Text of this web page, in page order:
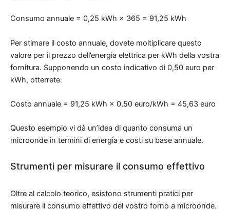
Consumo annuale = 0,25 kWh × 365 = 91,25 kWh
Per stimare il costo annuale, dovete moltiplicare questo
valore per il prezzo dell’energia elettrica per kWh della vostra
fornitura. Supponendo un costo indicativo di 0,50 euro per
kWh, otterrete:
Costo annuale = 91,25 kWh × 0,50 euro/kWh = 45,63 euro
Questo esempio vi dà un’idea di quanto consuma un
microonde in termini di energia e costi su base annuale.
Strumenti per misurare il consumo effettivo
Oltre al calcolo teorico, esistono strumenti pratici per
misurare il consumo effettivo del vostro forno a microonde.